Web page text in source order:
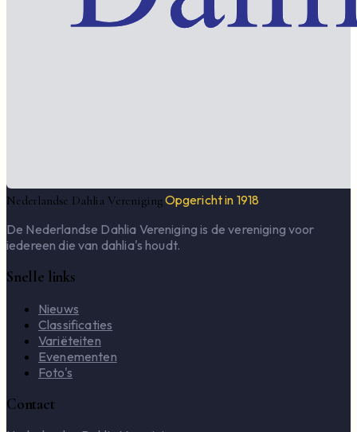
Nederlandse Dahlia VerenigingOpgericht in 1918
De Nederlandse Dahlia Vereniging is de vereniging voor
iedereen die van dahlia's houdt.
Snelle links
Nieuws
Classificaties
Variëteiten
Evenementen
Foto's
Contact